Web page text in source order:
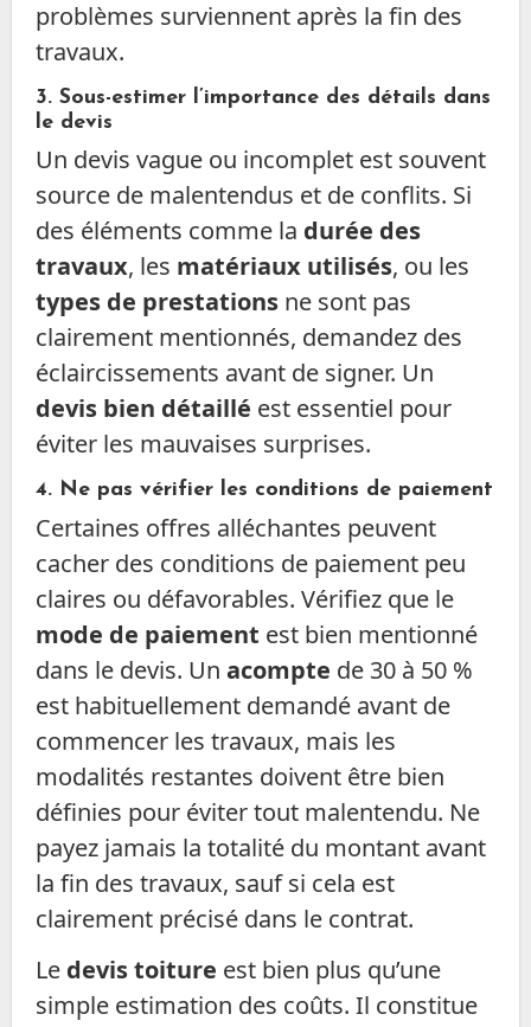
problèmes surviennent après la fin des
travaux.
3. Sous-estimer l’importance des détails dans
le devis
Un devis vague ou incomplet est souvent
source de malentendus et de conflits. Si
des éléments comme la durée des
travaux, les matériaux utilisés, ou les
types de prestationsne sont pas
clairement mentionnés, demandez des
éclaircissements avant de signer. Un
devis bien détaillé est essentiel pour
éviter les mauvaises surprises.
4. Ne pas vérifier les conditions de paiement
Certaines offres alléchantes peuvent
cacher des conditions de paiement peu
claires ou défavorables. Vérifiez que le
mode de paiement est bien mentionné
dans le devis. Un acompte de 30 à 50 %
est habituellement demandé avant de
commencer les travaux, mais les
modalités restantes doivent être bien
définies pour éviter tout malentendu. Ne
payez jamais la totalité du montant avant
la fin des travaux, sauf si cela est
clairement précisé dans le contrat.
Le devis toiture est bien plus qu’une
simple estimation des coûts. Il constitue